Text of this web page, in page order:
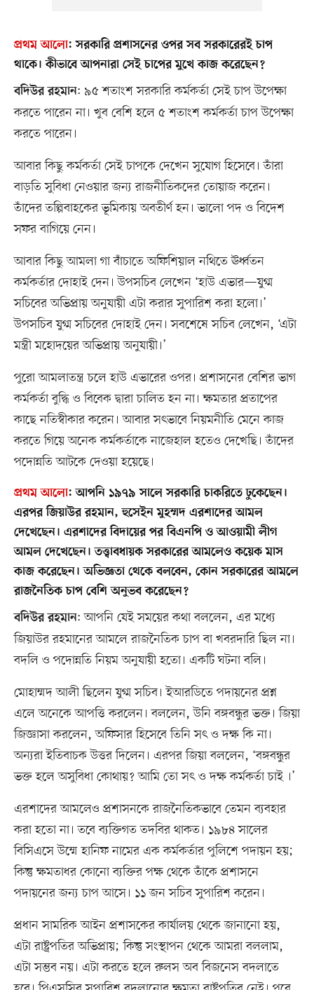
প্রথম আলো:সরকারি প্রশাসনের ওপর সব সরকারেরই চাপ
থাকে। কীভাবে আপনারা সেই চাপের মুখে কাজ করেছেন?
বদিউর রহমান: ৯৫ শতাংশ সরকারি কর্মকর্তা সেই চাপ উপেক্ষা
করতে পারেন না। খুব বেশি হলে ৫ শতাংশ কর্মকর্তা চাপ উপেক্ষা
করতে পারেন।
আবার কিছু কর্মকর্তা সেই চাপকে দেখেন সুযোগ হিসেবে। তাঁরা
বাড়তি সুবিধা নেওয়ার জন্য রাজনীতিকদের তোয়াজ করেন।
তাঁদের তল্পিবাহকের ভূমিকায় অবতীর্ণ হন। ভালো পদ ও বিদেশ
সফর বাগিয়ে নেন।
আবার কিছু আমলা গা বাঁচাতে অফিশিয়াল নথিতে ঊর্ধ্বতন
কর্মকর্তার দোহাই দেন। উপসচিব লেখেন ‘হাউ এভার—যুগ্ম
সচিবের অভিপ্রায় অনুযায়ী এটা করার সুপারিশ করা হলো।’
উপসচিব যুগ্ম সচিবের দোহাই দেন। সবশেষে সচিব লেখেন, ‘এটা
মন্ত্রী মহোদয়ের অভিপ্রায় অনুযায়ী।’
পুরো আমলাতন্ত্র চলে হাউ এভারের ওপর। প্রশাসনের বেশির ভাগ
কর্মকর্তা বুদ্ধি ও বিবেক দ্বারা চালিত হন না। ক্ষমতার প্রতাপের
কাছে নতিস্বীকার করেন। আবার সৎভাবে নিয়মনীতি মেনে কাজ
করতে গিয়ে অনেক কর্মকর্তাকে নাজেহাল হতেও দেখেছি। তাঁদের
পদোন্নতি আটকে দেওয়া হয়েছে।
প্রথম আলো:আপনি ১৯৭৯ সালে সরকারি চাকরিতে ঢুকেছেন।
এরপর জিয়াউর রহমান, হুসেইন মুহম্মদ এরশাদের আমল
দেখেছেন। এরশাদের বিদায়ের পর বিএনপি ও আওয়ামী লীগ
আমল দেখেছেন। তত্ত্বাবধায়ক সরকারের আমলেও কয়েক মাস
কাজ করেছেন। অভিজ্ঞতা থেকে বলবেন, কোন সরকারের আমলে
রাজনৈতিক চাপ বেশি অনুভব করেছেন?
বদিউর রহমান: আপনি যেই সময়ের কথা বললেন, এর মধ্যে
জিয়াউর রহমানের আমলে রাজনৈতিক চাপ বা খবরদারি ছিল না।
বদলি ও পদোন্নতি নিয়ম অনুযায়ী হতো। একটি ঘটনা বলি।
মোহাম্মদ আলী ছিলেন যুগ্ম সচিব। ইআরডিতে পদায়নের প্রশ্ন
এলে অনেকে আপত্তি করলেন। বললেন, উনি বঙ্গবন্ধুর ভক্ত। জিয়া
জিজ্ঞাসা করলেন, অফিসার হিসেবে তিনি সৎ ও দক্ষ কি না।
অন্যরা ইতিবাচক উত্তর দিলেন। এরপর জিয়া বললেন, ‘বঙ্গবন্ধুর
ভক্ত হলে অসুবিধা কোথায়? আমি তো সৎ ও দক্ষ কর্মকর্তা চাই ।’
এরশাদের আমলেও প্রশাসনকে রাজনৈতিকভাবে তেমন ব্যবহার
করা হতো না। তবে ব্যক্তিগত তদবির থাকত। ১৯৮৪ সালের
বিসিএসে উম্মে হানিফ নামের এক কর্মকর্তার পুলিশে পদায়ন হয়;
কিন্তু ক্ষমতাধর কোনো ব্যক্তির পক্ষ থেকে তাঁকে প্রশাসনে
পদায়নের জন্য চাপ আসে। ১১ জন সচিব সুপারিশ করেন।
প্রধান সামরিক আইন প্রশাসকের কার্যালয় থেকে জানানো হয়,
এটা রাষ্ট্রপতির অভিপ্রায়; কিন্তু সংস্থাপন থেকে আমরা বললাম,
এটা সম্ভব নয়। এটা করতে হলে রুলস অব বিজনেস বদলাতে